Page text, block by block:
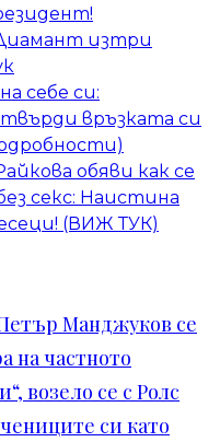
изтри
себе си:
връзката си
обяви как се
секс: Наистина
(ВИЖ ТУК)
Манджуков се
на частното
возело се с Ролс
си като